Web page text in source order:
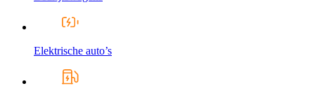
Elektrische auto’s